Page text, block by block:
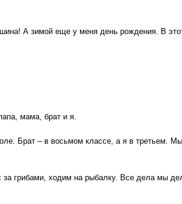
А зимой еще у меня день рождения. В
мама, брат и я.
Брат – в восьмом классе, а я в третьем.
грибами, ходим на рыбалку. Все дела мы